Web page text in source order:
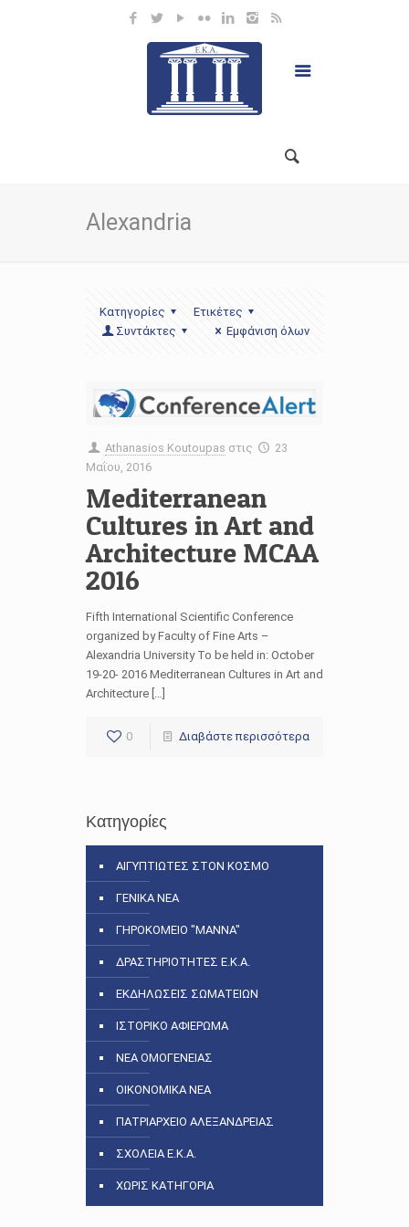
Alexandria
Κατηγορίες
Ετικέτες
Συντάκτες
Εμφάνιση όλων
Athanasios Koutoupas στις
23
Μαΐου, 2016
Mediterranean
Cultures in Art and
Architecture MCAA
2016
Fifth International Scientific Conference
organized by Faculty of Fine Arts –
Alexandria University To be held in: October
19-20- 2016 Mediterranean Cultures in Art and
Architecture […]
0 Διαβάστε περισσότερα
Κατηγορίες
ΑΙΓΥΠΤΙΩΤΕΣ ΣΤΟΝ ΚΟΣΜΟ
ΓΕΝΙΚΑ ΝΕΑ
ΓΗΡΟΚΟΜΕΙΟ "ΜΑΝΝΑ"
ΔΡΑΣΤΗΡΙΟΤΗΤΕΣ Ε.Κ.Α.
ΕΚΔΗΛΩΣΕΙΣ ΣΩΜΑΤΕΙΩΝ
ΙΣΤΟΡΙΚΟ ΑΦΙΕΡΩΜΑ
ΝΕΑ ΟΜΟΓΕΝΕΙΑΣ
ΟΙΚΟΝΟΜΙΚΑ ΝΕΑ
ΠΑΤΡΙΑΡΧΕΙΟ ΑΛΕΞΑΝΔΡΕΙΑΣ
ΣΧΟΛΕΙΑ Ε.Κ.Α.
ΧΩΡΙΣ ΚΑΤΗΓΟΡΙΑ